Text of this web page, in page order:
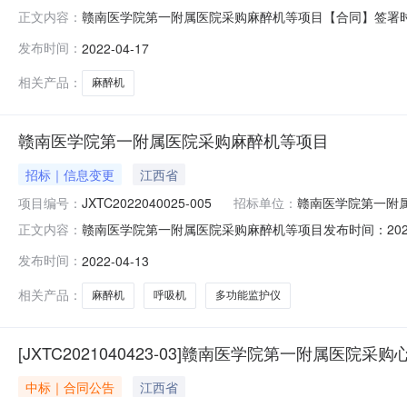
正文内容： 赣南医学院第一附属医院采购麻醉机等项目【合同】签
发布时间： 2022-04-17
相关产品：
麻醉机
赣南医学院第一附属医院采购麻醉机等项目
招标｜信息变更
江西省
项目编号： JXTC2022040025-005 招标单位： 赣南医学院第一附
正文内容： 赣南医学院第一附属医院采购麻醉机等项目发布时间：
院地址：江西省赣州市金岭大道128号联系方式：0797-
发布时间： 2022-04-13
相关产品：
麻醉机 呼吸机 多功能监护仪
[JXTC2021040423-03]赣南医学院第一附属医院采购
中标｜合同公告
江西省